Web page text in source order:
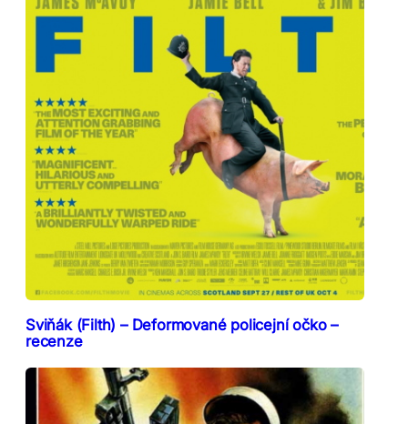
Sviňák (Filth) – Deformované policejní očko –
recenze